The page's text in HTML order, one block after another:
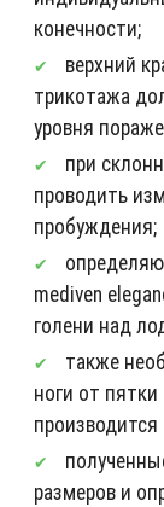
конечности;
верхний
трикотажа
уровня
при
проводить
пробуждения;
mediven
голени над
также
ноги от
размеров и